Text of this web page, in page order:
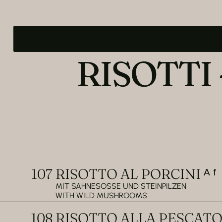
RISOTTI
107 RISOTTO AL PORCINI ᴬ ᶠ
MIT SAHNESOSSE UND STEINPILZEN
WITH WILD MUSHROOMS
108 RISOTTO ALLA